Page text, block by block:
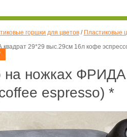
горшки для цветов/ Пластиковые
29*29 выс.29см 16л кофе
ножках
espresso) *